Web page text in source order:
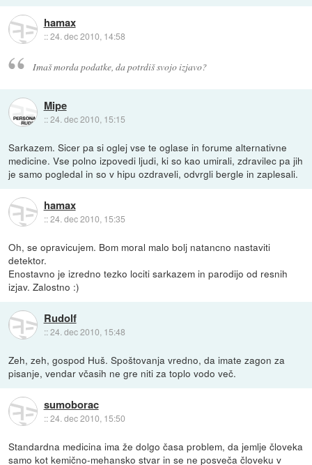
hamax
::24. dec 2010, 14:58
Imaš morda podatke, da potrdiš svojo izjavo?
Mipe
::24. dec 2010, 15:15
Sarkazem. Sicer pa si oglej vse te oglase in forume alternativne
medicine. Vse polno izpovedi ljudi, ki so kao umirali, zdravilec pa jih
je samo pogledal in so v hipu ozdraveli, odvrgli bergle in zaplesali.
hamax
::24. dec 2010, 15:35
Oh, se opravicujem. Bom moral malo bolj natancno nastaviti
detektor.
Enostavno je izredno tezko lociti sarkazem in parodijo od resnih
izjav. Zalostno :)
Rudolf
::24. dec 2010, 15:48
Zeh, zeh, gospod Huš. Spoštovanja vredno, da imate zagon za
pisanje, vendar včasih ne gre niti za toplo vodo več.
sumoborac
::24. dec 2010, 15:50
Standardna medicina ima že dolgo časa problem, da jemlje človeka
samo kot kemično-mehansko stvar in se ne posveča človeku v